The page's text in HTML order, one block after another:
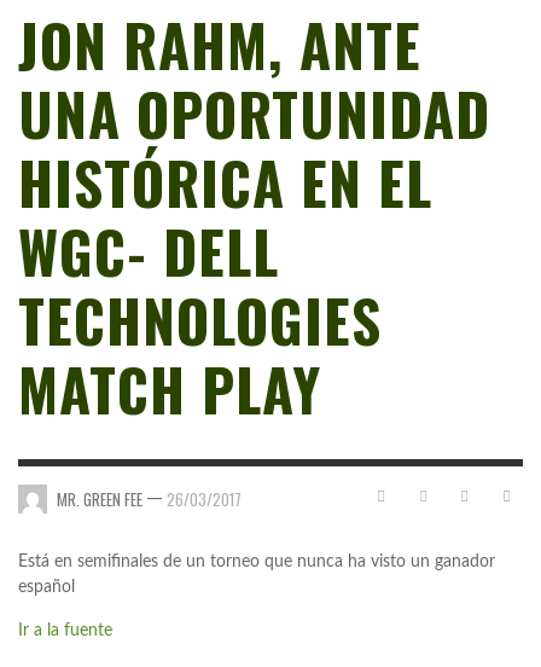
JON RAHM, ANTE
UNA OPORTUNIDAD
HISTÓRICA EN EL
WGC- DELL
TECHNOLOGIES
MATCH PLAY
MR. GREEN FEE — 26/03/2017
Está en semifinales de un torneo que nunca ha visto un ganador
español
Ir a la fuente